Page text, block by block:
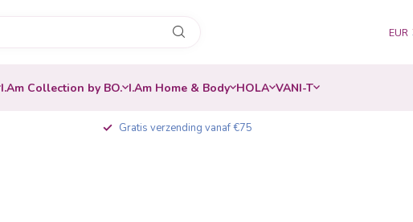
EUR
I.Am Collection by BO. I.Am Home & Body HOLA VANI-T
Gratis verzending vanaf €75